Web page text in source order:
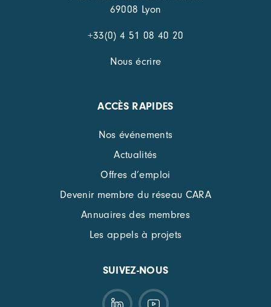
69008 Lyon
+33(0) 4 51 08 40 20
Nous écrire
ACCÈS RAPIDES
Nos événements
Actualités
Offres d’emploi
Devenir membre du réseau CARA
Annuaires des membres
Les appels à projets
SUIVEZ-NOUS